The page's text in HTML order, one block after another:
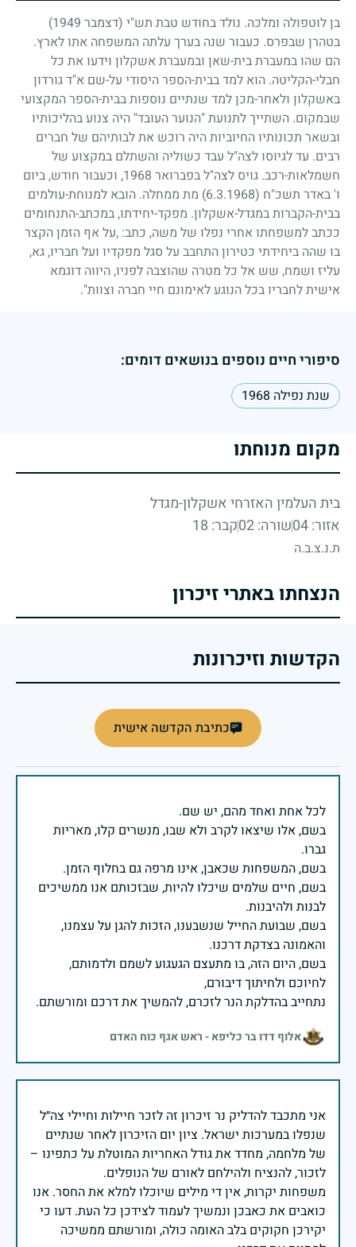
בן לוטפולה ומלכה. נולד בחודש טבת תש"י (דצמבר 1949
)
בטהרן שבפרס. כעבור שנה בערך עלתה המשפחה אתו לארץ.
הם שהו במעברת בית-שאן ובמעברת אשקלון וידעו את כל
חבלי-הקליטה. הוא למד בבית-הספר היסודי על-שם א"ד גורדון
באשקלון ולאחר-מכן למד שנתיים נוספות בבית-הספר המקצועי
שבמקום. השתייך לתנועת "הנוער העובד" היה צנוע בהליכותיו
ובשאר תכונותיו החיוביות היה רוכש את לבותיהם של חברים
רבים. עד לגיוסו לצה"ל עבד כשוליה והשתלם במקצוע של
חשמלאות-רכב. גויס לצה"ל בפברואר 1968, וכעבור חודש, ביום
ו' באדר תשכ"ח (6.3.1968)
מת ממחלה. הובא למנוחת-עולמים
בבית-הקברות במגדל-אשקלון. מפקד-יחידתו, במכתב-התנחומים
ככתב למשפחתו אחרי נפלו של משה, כתב: ,על אף הזמן הקצר
בו שהה ביחידתי כטירון התחבב על סגל מפקדיו ועל חבריו, גא,
עליז ושמח, שש אל כל מטרה שהוצבה לפניו, היווה דוגמא
אישית לחבריו בכל הנוגע לאימונם חיי חברה וצוות".
סיפורי חיים נוספים בנושאים דומים:
שנת נפילה 1968
מקום מנוחתו
בית העלמין האזרחי אשקלון-מגדל
אזור: 04
שורה: 02 קבר: 18
ת.נ.צ.ב.ה
הנצחתו באתרי זיכרון
הקדשות וזיכרונות
כתיבת הקדשה אישית
בשם, אלו שיצאו לקרב ולא שבו, מנשרים קלו, מאריות
בשם, חיים שלמים שיכלו להיות, שבזכותם אנו ממשיכים
בשם, שבועת החייל שנשבענו, הזכות להגן על עצמנו,
בשם, היום הזה, בו מתעצם הגעגוע לשמם ולדמותם,
נתחייב בהדלקת הנר לזכרם, להמשיך את דרכם ומורשתם.
אלוף דדו בר כליפא - ראש אגף כוח האדם
אני מתכבד להדליק נר זיכרון זה לזכר חיילות וחיילי צה״ל
שנפלו במערכות ישראל. ציון יום הזיכרון לאחר שנתיים
של מלחמה, מחדד את גודל האחריות המוטלת על כתפינו –
משפחות יקרות, אין די מילים שיוכלו למלא את החסר. אנו
כואבים את כאבכן ונמשיך לעמוד לצידכן כל העת. דעו כי
יקירכן חקוקים בלב האומה כולה, ומורשתם ממשיכה